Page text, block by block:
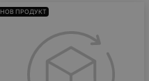
НОВ ПРОДУКТ